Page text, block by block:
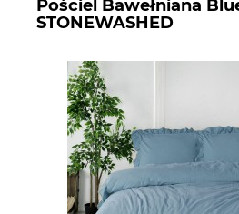
Pościel Bawełniana
STONEWASHED